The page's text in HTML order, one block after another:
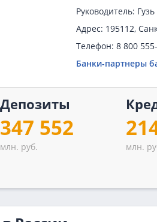
Руководитель:
Адрес: 195112,
Телефон: 8 800
Банки-партнеры
Депозиты
347 552
млн. руб. млн.